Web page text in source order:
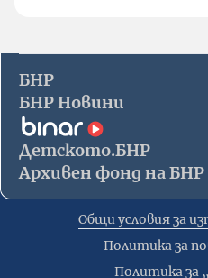
БНР
БНР Новини
Детското.БНР
Архивен фонд на БНР
Общи условия за
Политика за
Политика за